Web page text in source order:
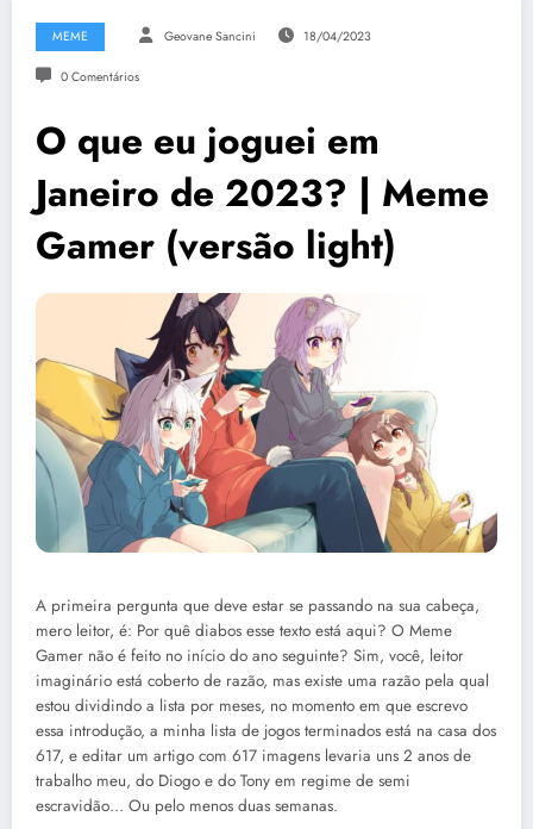
MEME Geovane Sancini 18/04/2023
0 Comentários
O que eu joguei em
Janeiro de 2023? | Meme
Gamer (versão light)
A primeira pergunta que deve estar se passando na sua cabeça,
mero leitor, é: Por quê diabos esse texto está aqui? O Meme
Gamer não é feito no início do ano seguinte? Sim, você, leitor
imaginário está coberto de razão, mas existe uma razão pela qual
estou dividindo a lista por meses, no momento em que escrevo
essa introdução, a minha lista de jogos terminados está na casa dos
617, e editar um artigo com 617 imagens levaria uns 2 anos de
trabalho meu, do Diogo e do Tony em regime de semi
escravidão… Ou pelo menos duas semanas.